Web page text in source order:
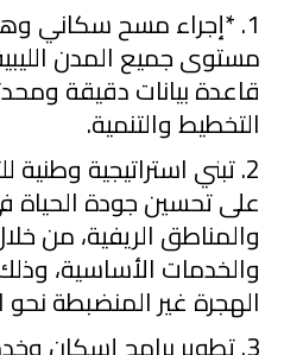
1. *إجراء مسح سكاني
مستوى جميع المدن
قاعدة بيانات دقيقة
التخطيط والتنمية.
2
.تبني استراتيجية وطنية
على تحسين جودة
والمناطق الريفية، من
والخدمات الأساسية،
الهجرة غير المنضبطة